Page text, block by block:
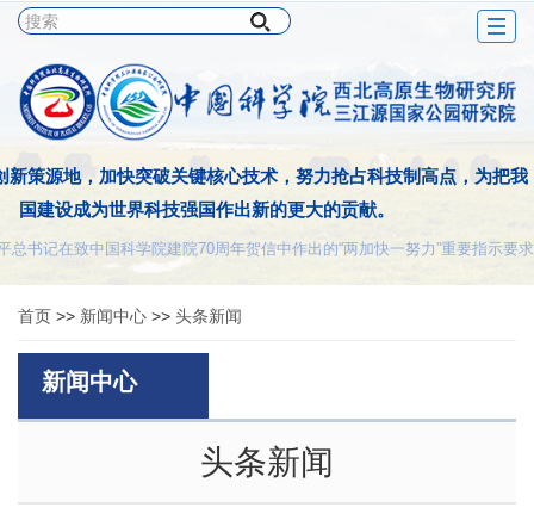
新策源地，加快突破关键核心技术，努力抢占科技制高点，为把我
国建设成为世界科技强国作出新的更大的贡献。
书记在致中国科学院建院70周年贺信中作出的“两加快一努力”重要指示要求
首页 >> 新闻中心 >> 头条新闻
新闻中心
头条新闻